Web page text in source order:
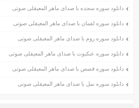
آبان ۱۳۹۹
مهر ۱۳۹۹
مرداد ۱۳۹۹
دانلود سوره سجده با صدای ماهر المعیقلی صوتی
دانلود سوره لقمان با صدای ماهر المعیقلی صوتی
دانلود سوره روم با صدای ماهر المعیقلی صوتی
دانلود سوره عنکبوت با صدای ماهر المعیقلی صوتی
دانلود سوره قصص با صدای ماهر المعیقلی صوتی
دانلود سوره نمل با صدای ماهر المعیقلی صوتی